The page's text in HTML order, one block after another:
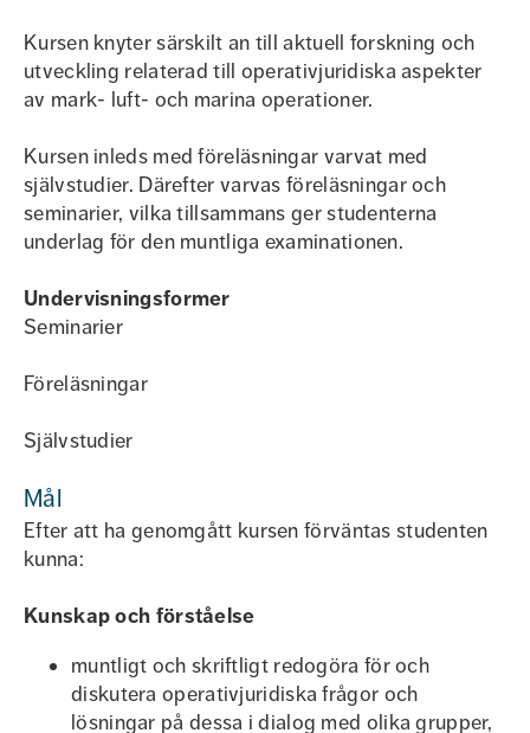
Kursen knyter särskilt an till aktuell forskning och
utveckling relaterad till operativjuridiska aspekter
av mark- luft- och marina operationer.
Kursen inleds med föreläsningar varvat med
självstudier. Därefter varvas föreläsningar och
seminarier, vilka tillsammans ger studenterna
underlag för den muntliga examinationen.
Undervisningsformer
Seminarier
Föreläsningar
Självstudier
Mål
Efter att ha genomgått kursen förväntas studenten
kunna:
Kunskap och förståelse
muntligt och skriftligt redogöra för och
diskutera operativjuridiska frågor och
lösningar på dessa i dialog med olika grupper,